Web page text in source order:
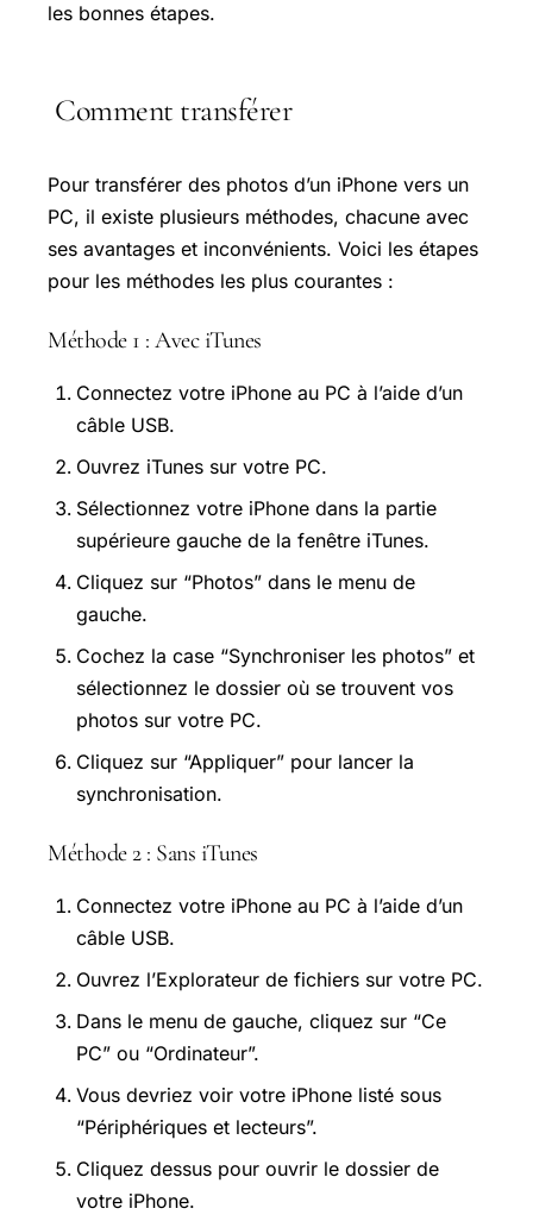
les bonnes étapes.
Comment transférer
Pour transférer des photos d’un iPhone vers un
PC, il existe plusieurs méthodes, chacune avec
ses avantages et inconvénients. Voici les étapes
pour les méthodes les plus courantes :
Méthode 1 : Avec iTunes
Connectez votre iPhone au PC à l’aide d’un
câble USB.
Ouvrez iTunes sur votre PC.
Sélectionnez votre iPhone dans la partie
supérieure gauche de la fenêtre iTunes.
Cliquez sur “Photos” dans le menu de
gauche.
Cochez la case “Synchroniser les photos” et
sélectionnez le dossier où se trouvent vos
photos sur votre PC.
Cliquez sur “Appliquer” pour lancer la
synchronisation.
Méthode 2 : Sans iTunes
Connectez votre iPhone au PC à l’aide d’un
câble USB.
Ouvrez l’Explorateur de fichiers sur votre PC.
Dans le menu de gauche, cliquez sur “Ce
PC” ou “Ordinateur”.
Vous devriez voir votre iPhone listé sous
“Périphériques et lecteurs”.
Cliquez dessus pour ouvrir le dossier de
votre iPhone.